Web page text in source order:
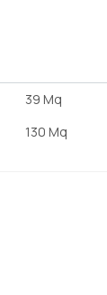
39 Mq
130 Mq